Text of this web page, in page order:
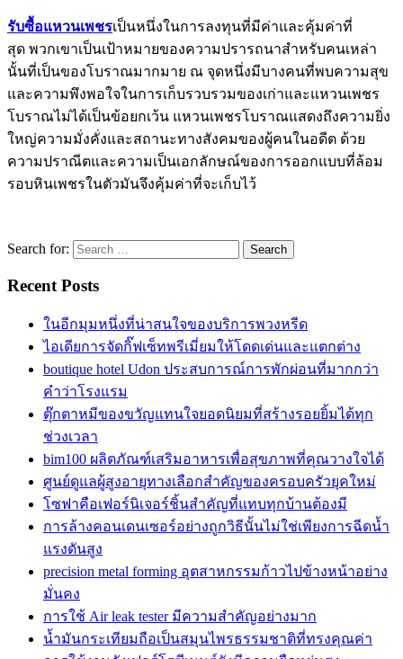
รับซื้อแหวนเพชรเป็นหนึ่งในการลงทุนที่มีค่าและคุ้มค่าที่
สุด พวกเขาเป็นเป้าหมายของความปรารถนาสำหรับคนเหล่า
นั้นที่เป็นของโบราณมากมาย ณ จุดหนึ่งมีบางคนที่พบความสุข
และความพึงพอใจในการเก็บรวบรวมของเก่าและแหวนเพชร
โบราณไม่ได้เป็นข้อยกเว้น แหวนเพชรโบราณแสดงถึงความยิ่ง
ใหญ่ความมั่งคั่งและสถานะทางสังคมของผู้คนในอดีต ด้วย
ความปราณีตและความเป็นเอกลักษณ์ของการออกแบบที่ล้อม
รอบหินเพชรในตัวมันจึงคุ้มค่าที่จะเก็บไว้
Search for:
Recent Posts
ในอีกมุมหนึ่งที่น่าสนใจของบริการพวงหรีด
ไอเดียการจัดกิ๊ฟเซ็ทพรีเมี่ยมให้โดดเด่นและแตกต่าง
boutique hotel Udon ประสบการณ์การพักผ่อนที่มากกว่า
คำว่าโรงแรม
ตุ๊กตาหมีของขวัญแทนใจยอดนิยมที่สร้างรอยยิ้มได้ทุก
ช่วงเวลา
bim100 ผลิตภัณฑ์เสริมอาหารเพื่อสุขภาพที่คุณวางใจได้
ศูนย์ดูแลผู้สูงอายุทางเลือกสำคัญของครอบครัวยุคใหม่
โซฟาคือเฟอร์นิเจอร์ชิ้นสำคัญที่แทบทุกบ้านต้องมี
การล้างคอนเดนเซอร์อย่างถูกวิธีนั้นไม่ใช่เพียงการฉีดน้ำ
แรงดันสูง
precision metal forming อุตสาหกรรมก้าวไปข้างหน้าอย่าง
มั่นคง
การใช้ Air leak tester มีความสำคัญอย่างมาก
น้ำมันกระเทียมถือเป็นสมุนไพรธรรมชาติที่ทรงคุณค่า